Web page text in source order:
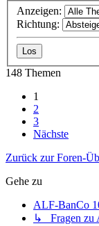
Anzeigen:
Richtung:
148 Themen
1
2
3
Nächste
Zurück zur Foren-
Gehe zu
ALF-BanCo
↳ Fragen zu